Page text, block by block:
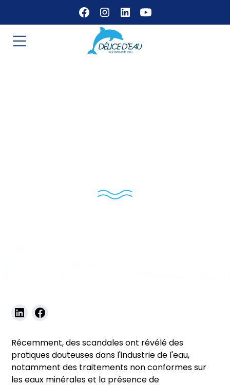
Récemment, des scandales ont révélé des
pratiques douteuses dans l'industrie de l'eau,
notamment des traitements non conformes sur
les eaux minérales et la présence de